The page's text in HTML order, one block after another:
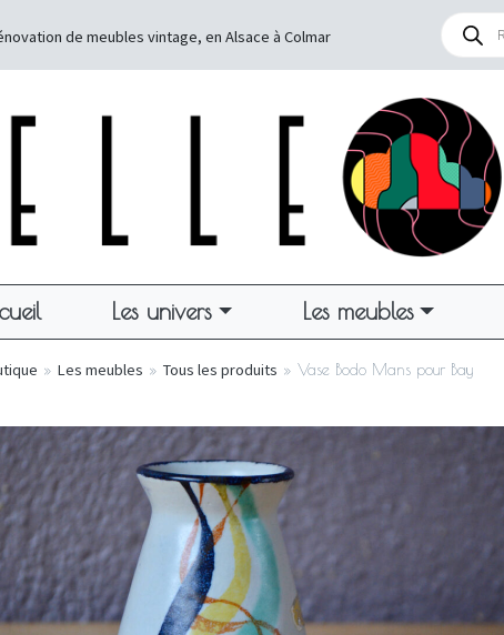
de meubles vintage, en Alsace à Colmar
Recherche
produits
Les univers Les meubles
» Les meubles » Tous les produits » Vase Bodo Mans pour Bay